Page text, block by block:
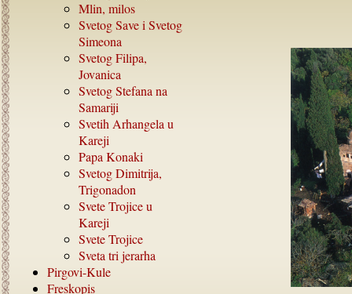
Mlin, milos
Svetog Save i Svetog
Simeona
Svetog Filipa,
Jovanica
Svetog Stefana na
Samariji
Svetih Arhangela u
Kareji
Papa Konaki
Svetog Dimitrija,
Trigonadon
Svete Trojice u
Kareji
Svete Trojice
Sveta tri jerarha
Pirgovi-Kule
Freskopis